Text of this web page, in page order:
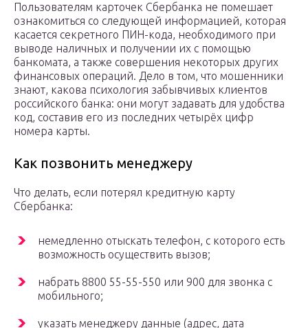
Пользователям карточек Сбербанка не помешает
ознакомиться со следующей информацией, которая
касается секретного ПИН-кода, необходимого при
выводе наличных и получении их с помощью
банкомата, а также совершения некоторых других
финансовых операций. Дело в том, что мошенники
знают, какова психология забывчивых клиентов
российского банка: они могут задавать для удобства
код, составив его из последних четырёх цифр
номера карты.
Как позвонить менеджеру
Что делать, если потерял кредитную карту
Сбербанка:
немедленно отыскать телефон, с которого есть
возможность осуществить вызов;
набрать 8800 55-55-550 или 900 для звонка с
мобильного;
указать менеджеру данные (адрес, дата